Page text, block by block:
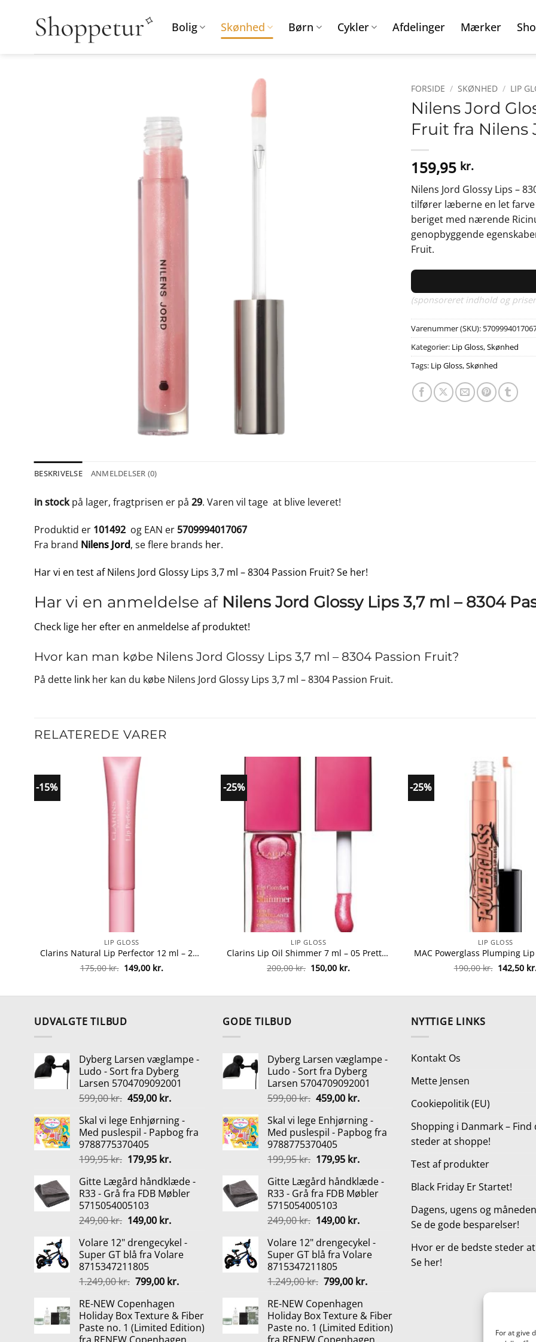
For at give
Bolig Skønhed Børn Cykler Afdelinger Mærker
FORSIDE / SKØNHED / LIP
Nilens Jord
Fruit fra Nilens
159,95 kr.
Nilens Jord Glossy Lips –
tilfører læberne en let
beriget med nærende
genopbyggende
Fruit.
(sponsoreret indhold og
Varenummer (SKU):
Kategorier: Lip Gloss,Skønhed
Tags: Lip Gloss,Skønhed
BESKRIVELSE ANMELDELSER (0)
in stockpå lager, fragtprisen er på 29. Varen vil tage at blive leveret!
Produktid er 101492 og EAN er 5709994017067
Fra brand Nilens Jord, se flere brands her.
Har vi en test af Nilens Jord Glossy Lips 3,7 ml – 8304 Passion Fruit? Se her!
Har vi en anmeldelse af Nilens Jord Glossy Lips 3,7 ml – 8304
Check lige her efter en anmeldelse af produktet!
Hvor kan man købe Nilens Jord Glossy Lips 3,7 ml – 8304 Passion Fruit?
På dette link her kan du købe Nilens Jord Glossy Lips 3,7 ml – 8304 Passion Fruit.
RELATEREDE VARER
-15%
LIP GLOSS
Clarins Natural Lip Perfector 12 ml – 21 Soft Pink Glow fra Clarins
175,00kr. Den
oprindelige
149,00 kr.Den
-25%
LIP GLOSS
Clarins Lip Oil Shimmer 7 ml – 05 Pretty In Pink fra Clarins
200,00kr. Den
oprindelige
150,00 kr.
-25%
LIP GLOSS
190,00kr. Den
142,50
UDVALGTE TILBUD
Dyberg Larsen væglampe -
Ludo - Sort fra Dyberg
Larsen 5704709092001
599,00kr. Den
pris
var:
599,00 kr..
459,00 kr.Den
pris
er:
Skal vi lege Enhjørning -
Med puslespil - Papbog fra
9788775370405
199,95kr. Den
pris
var:
199,95 kr..
179,95 kr.Den
pris
er:
Gitte Lægård håndklæde -
R33 - Grå fra FDB Møbler
5715054005103
249,00kr. Den
pris
var:
249,00 kr..
149,00 kr.Den
pris
er:
Volare 12" drengecykel -
Super GT blå fra Volare
8715347211805
1.249,00kr. Den
pris
var:
1.249,00 kr..
799,00 kr.Den
er:
799,00 kr..
RE-NEW Copenhagen
Holiday Box Texture & Fiber
Paste no. 1 (Limited Edition)
GODE TILBUD
Dyberg Larsen væglampe -
Ludo - Sort fra Dyberg
Larsen 5704709092001
599,00kr. Den
pris
var:
599,00 kr..
459,00 kr.Den
pris
er:
Skal vi lege Enhjørning -
Med puslespil - Papbog fra
9788775370405
199,95kr. Den
pris
var:
199,95 kr..
179,95 kr.Den
pris
er:
Gitte Lægård håndklæde -
R33 - Grå fra FDB Møbler
5715054005103
249,00kr. Den
pris
var:
249,00 kr..
149,00 kr.Den
pris
er:
Volare 12" drengecykel -
Super GT blå fra Volare
8715347211805
1.249,00kr. Den
pris
var:
1.249,00 kr..
799,00 kr.Den
er:
799,00 kr..
RE-NEW Copenhagen
Holiday Box Texture & Fiber
Paste no. 1 (Limited Edition)
NYTTIGE LINKS
Kontakt Os
Mette Jensen
Cookiepolitik (EU)
Shopping i Danmark – Find
steder at shoppe!
Test af produkter
Black Friday Er Startet!
Dagens, ugens og
Se de gode besparelser!
Hvor er de bedste steder
Se her!